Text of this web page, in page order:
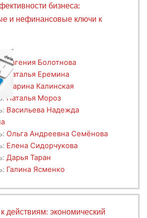
бизнеса:
и нефинансовые ключи к
Евгения Болотнова
Наталья Еремина
Марина Калинская
Наталья Мороз
Васильева Надежда
Ольга Андреевна Семёнова
Елена Сидорчукова
Дарья Таран
Галина Ясменко
действиям: экономический